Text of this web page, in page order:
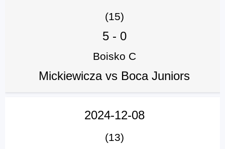
(15)
5- 0
Boisko C
Mickiewicza vs Boca Juniors
2024-12-08
(13)